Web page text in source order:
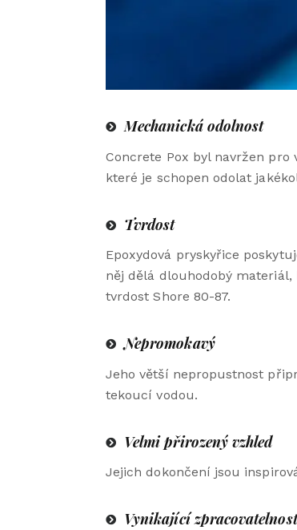
Mechanická odolnost
Concrete Pox byl navržen
které je schopen odolat
Tvrdost
Epoxydová pryskyřice
něj dělá dlouhodobý
tvrdost Shore 80-87.
Nepromokavý
Jeho větší nepropustnost
tekoucí vodou.
Velmi přirozený vzhled
Jejich dokončení jsou
Vynikající zpracovatelnost